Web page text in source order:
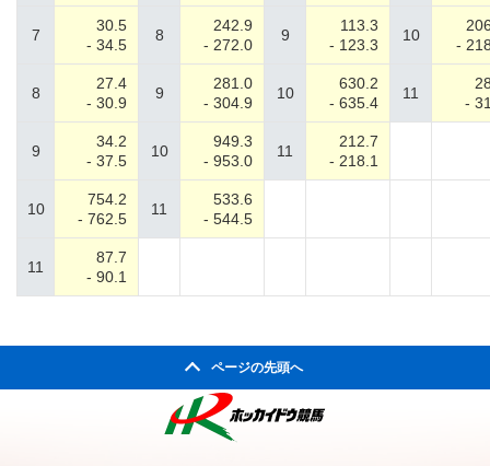
7
30.5
- 34.5
8
242.9
- 272.0
9
113.3
- 123.3
10
-
8
27.4
- 30.9
9
281.0
- 304.9
10
630.2
- 635.4
11
-
9
34.2
- 37.5
10
949.3
- 953.0
11
212.7
- 218.1
10
754.2
- 762.5
11
533.6
- 544.5
11
87.7
- 90.1
ページの先頭へ